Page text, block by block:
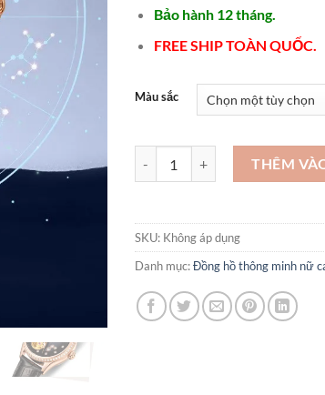
Bảo hành 12 tháng.
FREE SHIP TOÀN QUỐC.
Màu sắc
Mẫu đồng hồ CƠ nữ đẹp -
THÊM
SKU: Không áp dụng
Danh mục:Đồng hồ thông minh nữ